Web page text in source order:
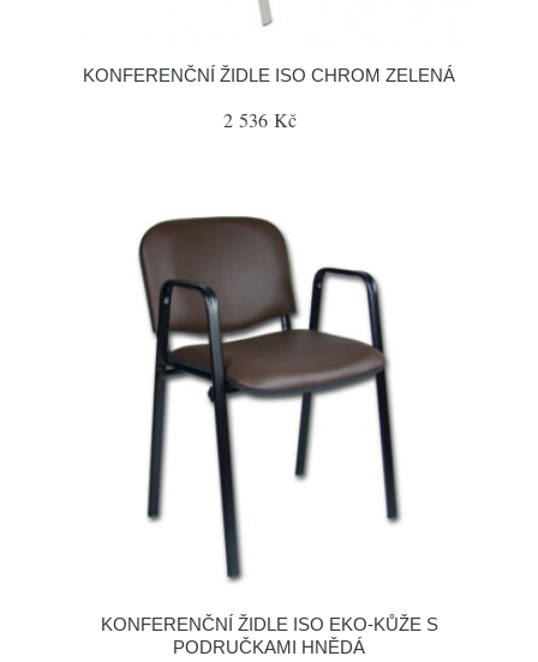
KONFERENČNÍ ŽIDLE ISO CHROM ZELENÁ
2 536 Kč
KONFERENČNÍ ŽIDLE ISO EKO-KŮŽE S
PODRUČKAMI HNĚDÁ